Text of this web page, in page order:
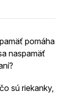
pomáha
naspamäť
sú riekanky,